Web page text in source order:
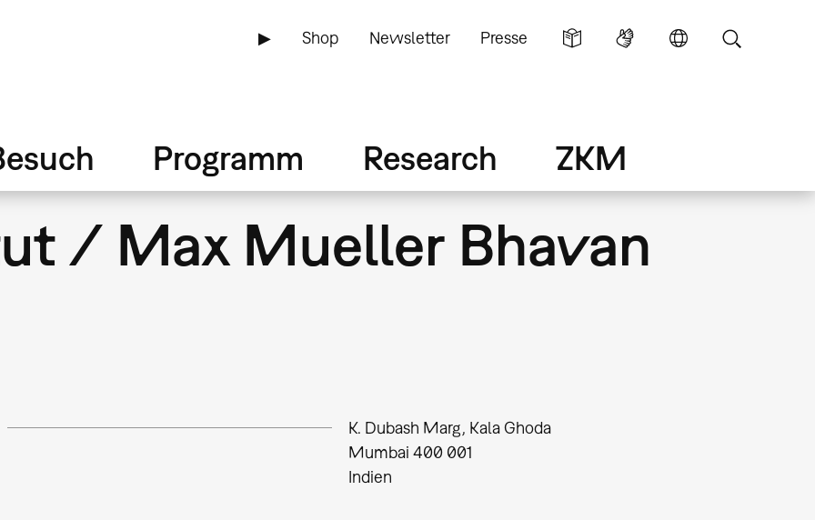
▶ Shop Newsletter Presse
Programm Research ZKM
/ Max Mueller Bhavan
K. Dubash Marg, Kala Ghoda
Mumbai 400 001
Indien